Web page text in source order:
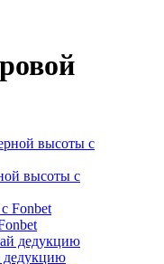
высоты с
дедукцию